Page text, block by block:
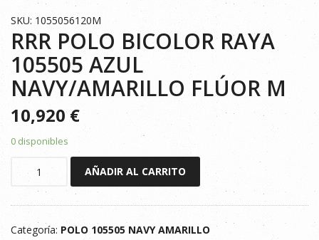
SKU: 1055056120M
RRR POLO BICOLOR RAYA
105505 AZUL
NAVY/AMARILLO FLÚOR M
10,920€
0 disponibles
105505
AÑADIR AL CARRITO
Categoría: POLO 105505 NAVY AMARILLO